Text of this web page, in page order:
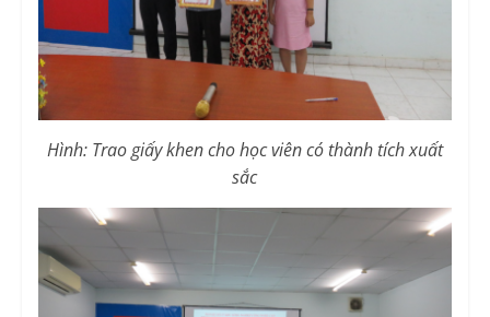
Hình: Trao giấy khen cho học viên có thành tích xuất
sắc